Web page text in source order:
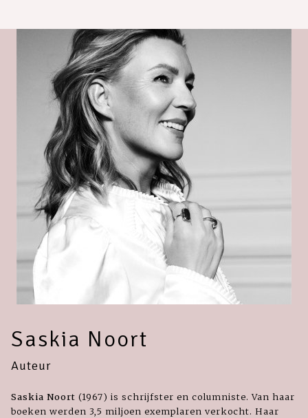
Saskia Noort
Auteur
Saskia Noort (1967) is schrijfster en columniste. Van haar
boeken werden 3,5 miljoen exemplaren verkocht. Haar